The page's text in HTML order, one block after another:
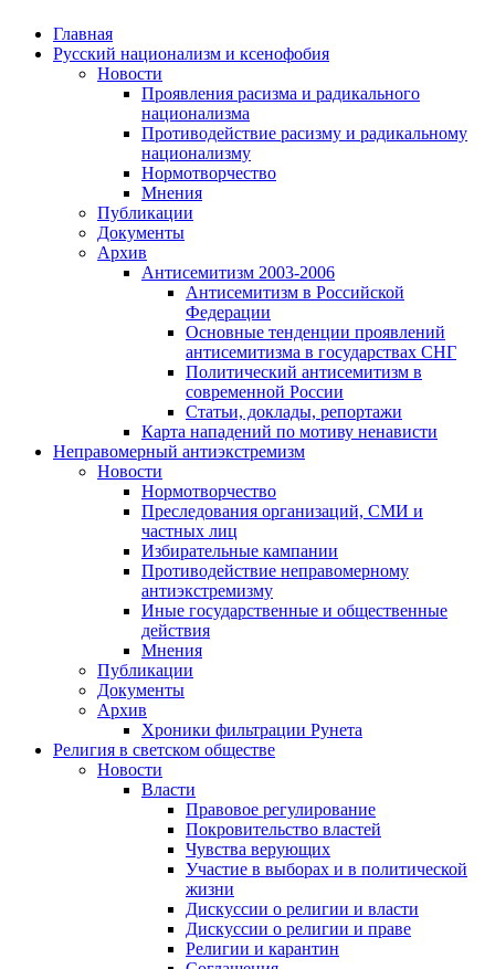
Главная
Русский национализм и ксенофобия
Новости
Проявления расизма и радикального
национализма
Противодействие расизму и радикальному
национализму
Нормотворчество
Мнения
Публикации
Документы
Архив
Антисемитизм 2003-2006
Антисемитизм в Российской
Федерации
Основные тенденции проявлений
антисемитизма в государствах СНГ
Политический антисемитизм в
современной России
Статьи, доклады, репортажи
Карта нападений по мотиву ненависти
Неправомерный антиэкстремизм
Новости
Нормотворчество
Преследования организаций, СМИ и
частных лиц
Избирательные кампании
Противодействие неправомерному
антиэкстремизму
Иные государственные и общественные
действия
Мнения
Публикации
Документы
Архив
Хроники фильтрации Рунета
Религия в светском обществе
Новости
Власти
Правовое регулирование
Покровительство властей
Чувства верующих
Участие в выборах и в политической
жизни
Дискуссии о религии и власти
Дискуссии о религии и праве
Религии и карантин